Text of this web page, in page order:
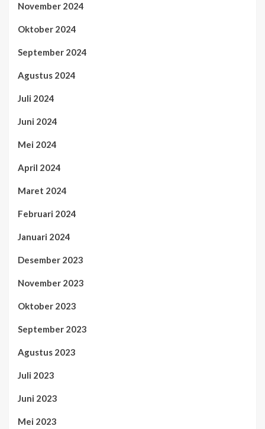
November 2024
Oktober 2024
September 2024
Agustus 2024
Juli 2024
Juni 2024
Mei 2024
April 2024
Maret 2024
Februari 2024
Januari 2024
Desember 2023
November 2023
Oktober 2023
September 2023
Agustus 2023
Juli 2023
Juni 2023
Mei 2023